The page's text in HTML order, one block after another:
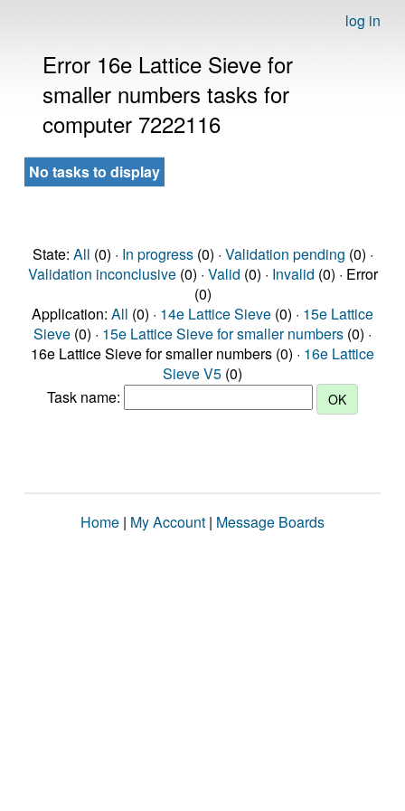
log in
Error 16e Lattice Sieve for
smaller numbers tasks for
computer 7222116
No tasks to display
State: All (0) · In progress(0) · Validation pending (0) ·
Validation inconclusive(0) · Valid (0) · Invalid (0) · Error
(0)
Application: All (0) · 14e Lattice Sieve (0) · 15e Lattice
Sieve (0) · 15e Lattice Sieve for smaller numbers (0) ·
16e Lattice Sieve for smaller numbers (0) · 16e Lattice
Sieve V5 (0)
Task name:
Home | My Account | Message Boards